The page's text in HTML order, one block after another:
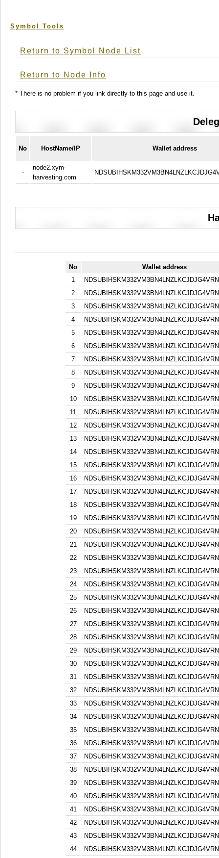
Symbol Tools
Return to Symbol Node List
Return to Node Info
* There is no problem if you link directly to this page and use it.
No HostName/IP Wallet address
-
node2.xym-
harvesting.com
No
Wallet address
1
2
3
4
5
6
7
8
9
10
11
12
13
14
15
16
17
18
19
20
21
22
23
24
25
26
27
28
29
30
31
32
33
34
35
36
37
38
39
40
41
42
43
44